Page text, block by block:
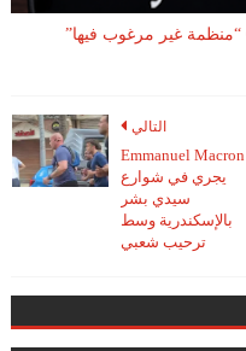
التالي
Emmanuel Macron
يجري في شوارع
سيدي بشر
بالإسكندرية وسط
ترحيب شعبي